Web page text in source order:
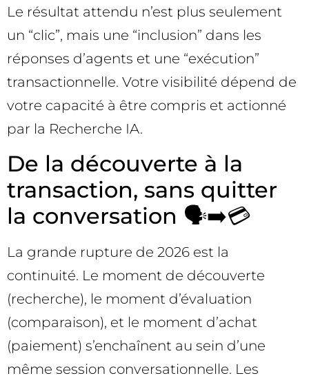
Le résultat attendu n’est plus seulement
un “clic”, mais une “inclusion” dans les
réponses d’agents et une “exécution”
transactionnelle. Votre visibilité dépend de
votre capacité à être compris et actionné
par la Recherche IA.
De la découverte à la
transaction, sans quitter
la conversation 🗣️➡️💳
La grande rupture de 2026 est la
continuité. Le moment de découverte
(recherche), le moment d’évaluation
(comparaison), et le moment d’achat
(paiement) s’enchaînent au sein d’une
même session conversationnelle. Les